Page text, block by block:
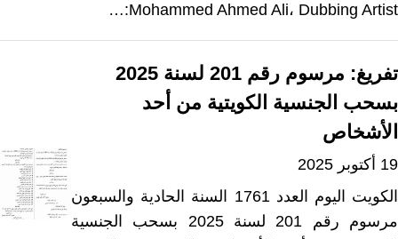
Mohammed Ahmed Ali، Dubbing Artist:…
تفريغ: مرسوم رقم 201 لسنة 2025
بسحب الجنسية الكويتية من أحد
الأشخاص
19 أكتوبر 2025
الكويت اليوم العدد 1761 السنة الحادية والسبعون
مرسوم رقم 201 لسنة 2025 بسحب الجنسية